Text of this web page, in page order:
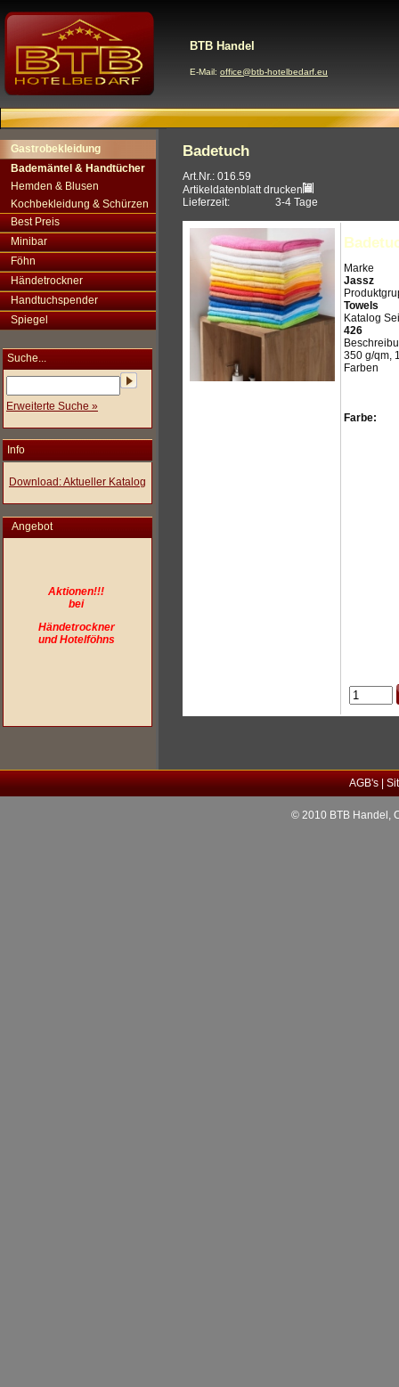
BTB Handel
E-Mail: office@btb-hotelbedarf.eu
Gastrobekleidung
Bademäntel & Handtücher
Hemden & Blusen
Kochbekleidung & Schürzen
Best Preis
Minibar
Föhn
Händetrockner
Handtuchspender
Spiegel
Suche...
Erweiterte Suche »
Info
Download: Aktueller Katalog
Angebot
Aktionen!!!
bei
Händetrockner
und Hotelföhns
Badetuch
Art.Nr.: 016.59
Artikeldatenblatt drucken
Lieferzeit:
3-4 Tage
Marke
Jassz
Towels
Katalog
426
350 g/qm,
Farben
Farbe:
AGB's|
© 2010 BTB Handel,